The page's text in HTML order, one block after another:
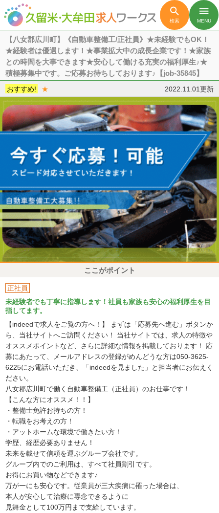

検索
menu
MENU
【八女郡広川町】《自動車整備工/正社員》★未経験でもOK！
★経験者は優遇します！★事業拡大中の成長企業です！★家族
との時間を大事できます★安心して働ける充実の福利厚生♪★
積極募集中です。ご応募お待ちしております♪【job-35845】
おすすめ! ★ 2022.11.01更新
ここがポイント
正社員
未経験者でも丁寧に指導します！社員も家族も安心の福利厚生を目
指してます。
【indeedで求人をご覧の方へ！】 まずは「応募先へ進む」ボタンか
ら、当社サイトへご訪問ください！ 当社サイトでは、求人の特徴や
オススメポイントなど、さらに詳細な情報を掲載しております！ 応
募にあたって、メールアドレスの登録がめんどうな方は050-3625-
6225にお電話いただき、「indeedを見ました」と担当者にお伝えく
ださい。
八女郡広川町で働く自動車整備工（正社員）のお仕事です！
【こんな方にオススメ！！】
・整備士免許お持ちの方！
・転職をお考えの方！
・アットホームな環境で働きたい方！
学歴、経歴必要ありません！
未来を載せて信頼を運ぶグループ会社です。
グループ内でのご利用は、すべて社員割引です。
お得にお買い物などできます♪
万が一にも安心です。従業員が三大疾病に罹った場合は、
本人が安心して治療に専念できるように
見舞金として100万円まで支給しています。